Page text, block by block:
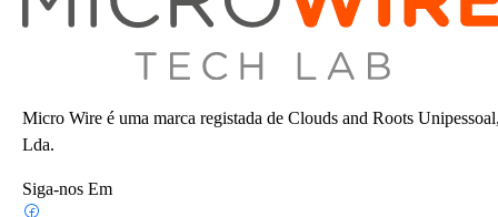
Micro Wire é uma marca registada de Clouds and Roots
Lda.
Siga-nos Em